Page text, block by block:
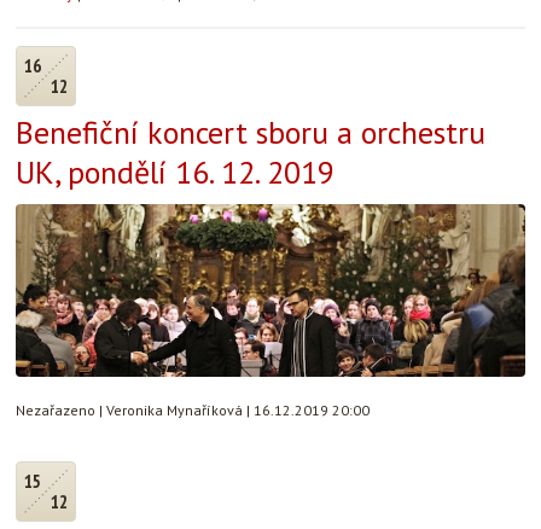
16
12
Benefiční koncert sboru a orchestru
UK, pondělí 16. 12. 2019
Nezařazeno | Veronika Mynaříková | 16.12.2019 20:00
15
12